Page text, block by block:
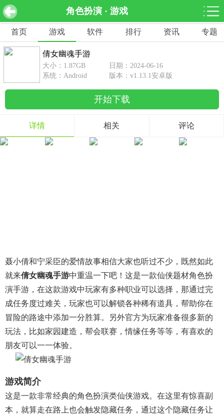
角色扮演 · 游戏
网游分类 软件分类
休闲益智
462款游戏
赛车竞速
122款游戏
43款游戏
1642款游戏
动作射击
351款游戏
69款游戏
经营养成
冒险解谜
首页 游戏 软件 排行 资讯 专题
倩女幽魂手游 v1.13.1安卓版 下载
倩女幽魂手游
大小：1.87GB
日期：2024-06-16
系统：Android
版本：v1.13.1安卓版
开始下载
详情 相关 评论
聂小倩和宁采臣的爱情故事相信大家也听过不少，既然如此
就来倩女幽魂手游中重温一下吧！这是一款仙侠题材角色扮
演手游，在这款游戏中玩家有多种职业可以选择，那通过完
成任务度过难关，玩家也可以解锁各种稀有道具，帮助你在
冒险的路途中添加一分胜算。另外官方为玩家准备很多新的
玩法，比如家园建造，帮会联赛，情缘任务等等，有喜欢的
朋友可以一一体验。
游戏简介
这是一款非常经典的角色扮演类仙侠游戏。在这里有惊喜副
本，就算走在路上也会触发隐藏任务，通过这个隐藏任务让